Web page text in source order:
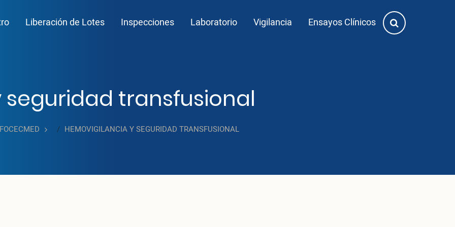
navigation
Liberación de Lotes Inspecciones Laboratorio Vigilancia Ensayos Clínicos
transfusional
HEMOVIGILANCIA Y SEGURIDAD TRANSFUSIONAL